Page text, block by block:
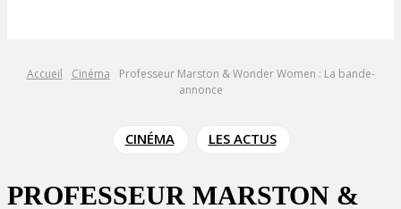
Accueil Cinéma
Professeur Marston & Wonder Women : La bande-
annonce
CINÉMA LES ACTUS
PROFESSEUR MARSTON &